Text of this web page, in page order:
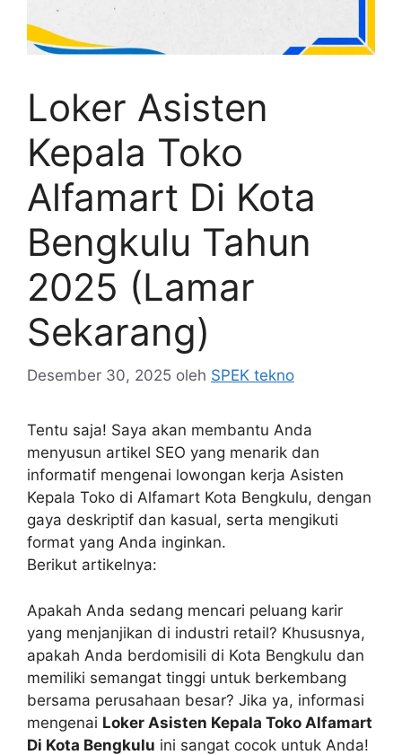
Loker Asisten
Kepala Toko
Alfamart Di Kota
Bengkulu Tahun
2025 (Lamar
Sekarang)
Desember 30, 2025 oleh SPEK tekno
Tentu saja! Saya akan membantu Anda
menyusun artikel SEO yang menarik dan
informatif mengenai lowongan kerja Asisten
Kepala Toko di Alfamart Kota Bengkulu, dengan
gaya deskriptif dan kasual, serta mengikuti
format yang Anda inginkan.
Berikut artikelnya:
Apakah Anda sedang mencari peluang karir
yang menjanjikan di industri retail? Khususnya,
apakah Anda berdomisili di Kota Bengkulu dan
memiliki semangat tinggi untuk berkembang
bersama perusahaan besar? Jika ya, informasi
mengenai Loker Asisten Kepala Toko Alfamart
Di Kota Bengkulu ini sangat cocok untuk Anda!